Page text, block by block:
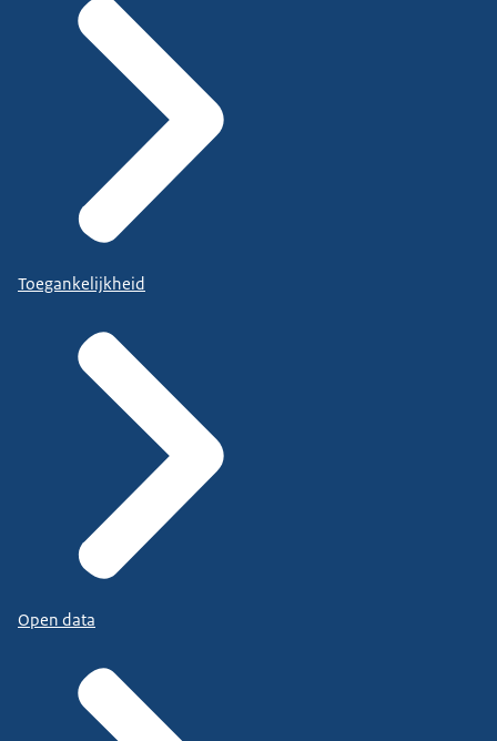
Toegankelijkheid
Open data